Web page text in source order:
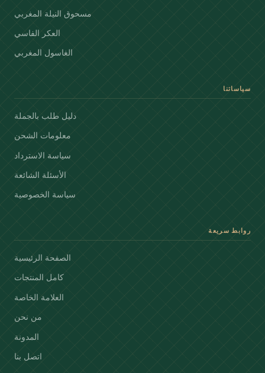
مسحوق النيلة المغربي
العكر الفاسي
الغاسول المغربي
سياساتنا
دليل طلب بالجملة
معلومات الشحن
سياسة الاسترداد
الأسئلة الشائعة
سياسة الخصوصية
روابط سريعة
الصفحة الرئيسية
كامل المنتجات
العلامة الخاصة
من نحن
المدونة
اتصل بنا